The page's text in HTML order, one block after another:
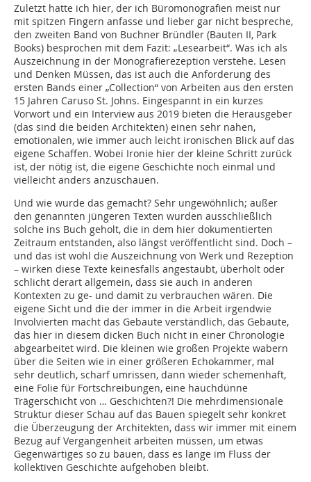
Zuletzt hatte ich hier, der ich Büromonografien meist nur
mit spitzen Fingern anfasse und lieber gar nicht bespreche,
den zweiten Band von Buchner Bründler (Bauten II, Park
Books) besprochen mit dem Fazit: „Lesearbeit“. Was ich als
Auszeichnung in der Monografierezeption verstehe. Lesen
und Denken Müssen, das ist auch die Anforderung des
ersten Bands einer „Collection“ von Arbeiten aus den ersten
15 Jahren Caruso St. Johns. Eingespannt in ein kurzes
Vorwort und ein Interview aus 2019 bieten die Herausgeber
(das sind die beiden Architekten) einen sehr nahen,
emotionalen, wie immer auch leicht ironischen Blick auf das
eigene Schaffen. Wobei Ironie hier der kleine Schritt zurück
ist, der nötig ist, die eigene Geschichte noch einmal und
vielleicht anders anzuschauen.
Und wie wurde das gemacht? Sehr ungewöhnlich; außer
den genannten jüngeren Texten wurden ausschließlich
solche ins Buch geholt, die in dem hier dokumentierten
Zeitraum entstanden, also längst veröffentlicht sind. Doch –
und das ist wohl die Auszeichnung von Werk und Rezeption
– wirken diese Texte keinesfalls angestaubt, überholt oder
schlicht derart allgemein, dass sie auch in anderen
Kontexten zu ge- und damit zu verbrauchen wären. Die
eigene Sicht und die der immer in die Arbeit irgendwie
Involvierten macht das Gebaute verständlich, das Gebaute,
das hier in diesem dicken Buch nicht in einer Chronologie
abgearbeitet wird. Die kleinen wie großen Projekte wabern
über die Seiten wie in einer größeren Echokammer, mal
sehr deutlich, scharf umrissen, dann wieder schemenhaft,
eine Folie für Fortschreibungen, eine hauchdünne
Trägerschicht von … Geschichten?! Die mehrdimensionale
Struktur dieser Schau auf das Bauen spiegelt sehr konkret
die Überzeugung der Architekten, dass wir immer mit einem
Bezug auf Vergangenheit arbeiten müssen, um etwas
Gegenwärtiges so zu bauen, dass es lange im Fluss der
kollektiven Geschichte aufgehoben bleibt.